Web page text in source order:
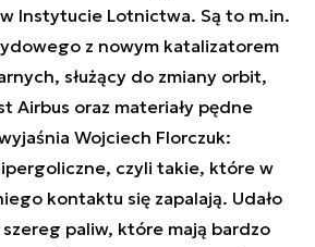
Instytucie Lotnictwa. Są to m.in.
z nowym katalizatorem
służący do zmiany orbit,
Airbus oraz materiały pędne
Wojciech Florczuk:
czyli takie, które w
kontaktu się zapalają. Udało
paliw, które mają bardzo